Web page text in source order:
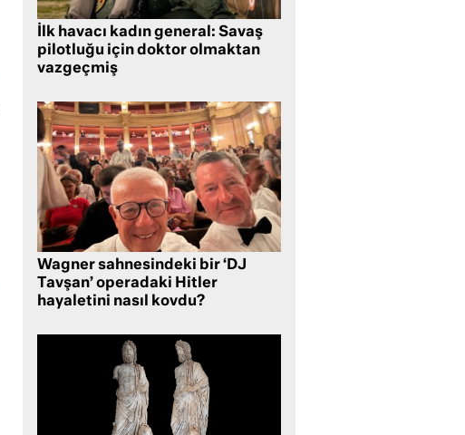
İlk havacı kadın general: Savaş
pilotluğu için doktor olmaktan
vazgeçmiş
Wagner sahnesindeki bir ‘DJ
Tavşan’ operadaki Hitler
hayaletini nasıl kovdu?